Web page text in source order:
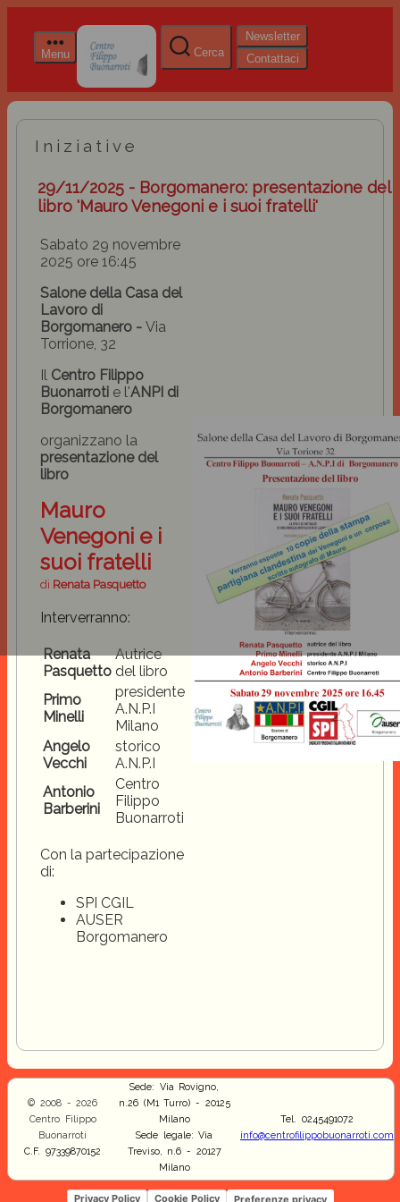
Menu Cerca
Newsletter
Contattaci
Iniziative
29/11/2025 - Borgomanero: presentazione del
libro 'Mauro Venegoni e i suoi fratelli'
Sabato 29 novembre
2025 ore 16:45
Salone della Casa del
Lavoro di
Borgomanero - Via
Torrione, 32
Il Centro Filippo
Buonarroti e l'ANPI di
Borgomanero
organizzano la
presentazione del
libro
Mauro
Venegoni e i
suoi fratelli
di Renata Pasquetto
Interverranno:
Renata
Pasquetto
Autrice
del libro
Primo
Minelli
presidente
A.N.P.I
Milano
Angelo
Vecchi
storico
A.N.P.I
Antonio
Barberini
Centro
Filippo
Buonarroti
Con la partecipazione
di:
SPI CGIL
AUSER
Borgomanero
© 2008 - 2026
Centro Filippo
Buonarroti
C.F. 97339870152
Sede: Via Rovigno,
n.26 (M1 Turro) - 20125
Milano
Sede legale: Via
Treviso, n.6 - 20127
Milano
Tel. 0245491072
info@centrofilippobuonarroti.com
Privacy Policy Cookie Policy Preferenze privacy